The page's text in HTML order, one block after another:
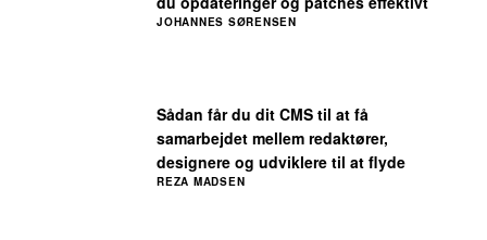
Sådan får du dit CMS til at få
samarbejdet mellem redaktører,
designere og udviklere til at flyde
REZA MADSEN
JOHANNES SØRENSEN